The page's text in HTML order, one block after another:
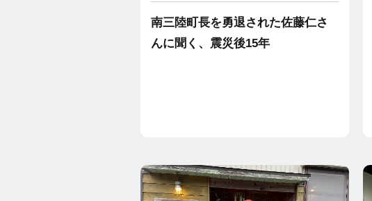
南三陸町長を勇退された佐藤仁さ
んに聞く、震災後15年